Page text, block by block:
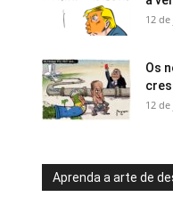
12
Os
12
Aprenda a arte de